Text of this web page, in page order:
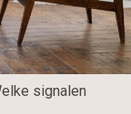
signalen